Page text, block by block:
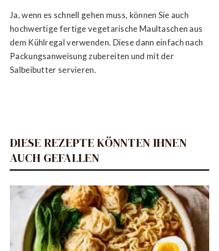
Ja, wenn es schnell gehen muss, können Sie auch
hochwertige fertige vegetarische Maultaschen aus
dem Kühlregal verwenden. Diese dann einfach nach
Packungsanweisung zubereiten und mit der
Salbeibutter servieren.
DIESE REZEPTE KÖNNTEN IHNEN
AUCH GEFALLEN